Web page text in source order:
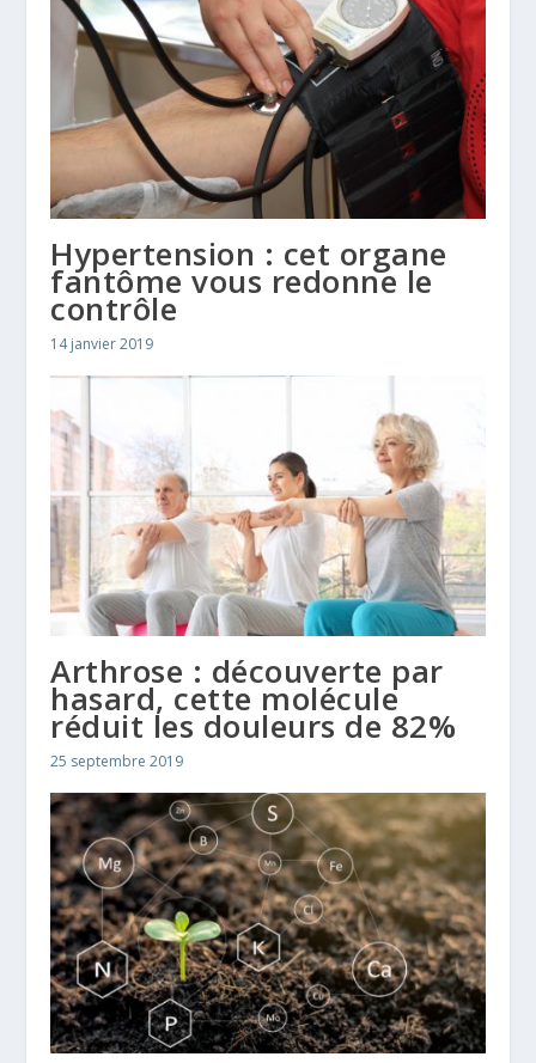
Hypertension : cet organe
fantôme vous redonne le
contrôle
14 janvier 2019
Arthrose : découverte par
hasard, cette molécule
réduit les douleurs de 82%
25 septembre 2019